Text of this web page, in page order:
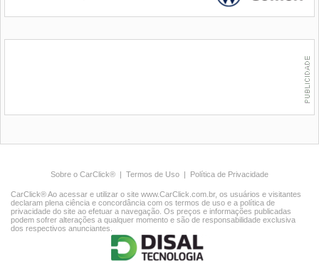
Sobre o CarClick® | Termos de Uso | Política de Privacidade
CarClick® Ao acessar e utilizar o site www.CarClick.com.br, os usuários e visitantes
declaram plena ciência e concordância com os termos de uso e a política de
privacidade do site ao efetuar a navegação. Os preços e informações publicadas
podem sofrer alterações a qualquer momento e são de responsabilidade exclusiva
dos respectivos anunciantes.